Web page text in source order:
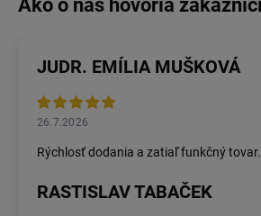
JUDR. EMÍLIA MUŠKOVÁ
26.7.2026
Rýchlosť dodania a zatiaľ funkčný tovar.
RASTISLAV TABAČEK